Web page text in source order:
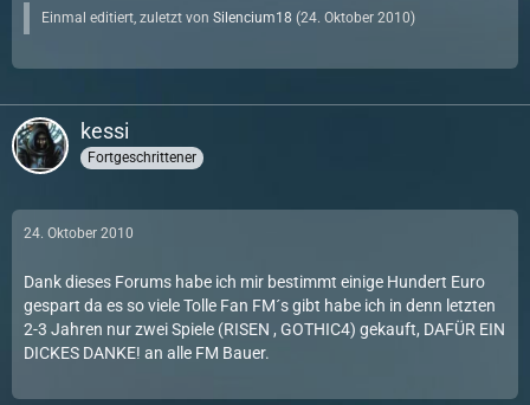
Einmal editiert, zuletzt von Silencium18 (24. Oktober 2010)
kessi
Fortgeschrittener
24. Oktober 2010
Dank dieses Forums habe ich mir bestimmt einige Hundert Euro
gespart da es so viele Tolle Fan FM´s gibt habe ich in denn letzten
2-3 Jahren nur zwei Spiele (RISEN , GOTHIC4) gekauft, DAFÜR EIN
DICKES DANKE! an alle FM Bauer.